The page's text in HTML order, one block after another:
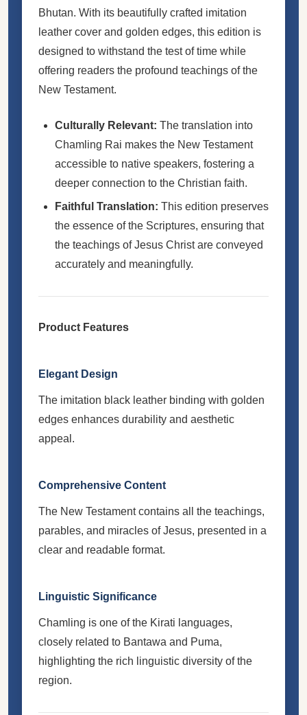
Bhutan. With its beautifully crafted imitation
leather cover and golden edges, this edition is
designed to withstand the test of time while
offering readers the profound teachings of the
New Testament.
Culturally Relevant: The translation into
Chamling Rai makes the New Testament
accessible to native speakers, fostering a
deeper connection to the Christian faith.
Faithful Translation: This edition preserves
the essence of the Scriptures, ensuring that
the teachings of Jesus Christ are conveyed
accurately and meaningfully.
Product Features
Elegant Design
The imitation black leather binding with golden
edges enhances durability and aesthetic
appeal.
Comprehensive Content
The New Testament contains all the teachings,
parables, and miracles of Jesus, presented in a
clear and readable format.
Linguistic Significance
Chamling is one of the Kirati languages,
closely related to Bantawa and Puma,
highlighting the rich linguistic diversity of the
region.